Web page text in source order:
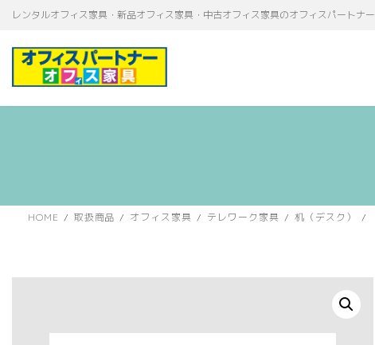
テ
ゲ
レンタルオフィス家具・新品オフィス家具・中古オフィス家具のオフィスパートナー
HOME 取扱商品 オフィス家具 テレワーク家具 机（デスク）